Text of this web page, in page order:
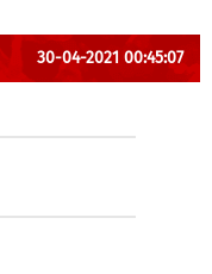
30-04-2021 00:45:07